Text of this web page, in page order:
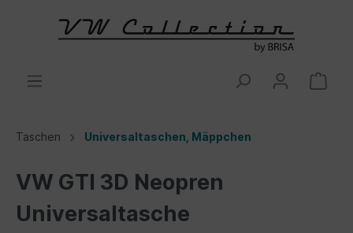
Taschen Universaltaschen, Mäppchen
VW GTI 3D Neopren
Universaltasche